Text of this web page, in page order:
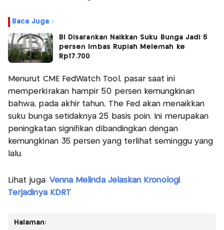
Baca Juga :
BI Disarankan Naikkan Suku Bunga Jadi 5
persen Imbas Rupiah Melemah ke
Rp17.700
Menurut CME FedWatch Tool, pasar saat ini
memperkirakan hampir 50 persen kemungkinan
bahwa, pada akhir tahun, The Fed akan menaikkan
suku bunga setidaknya 25 basis poin. Ini merupakan
peningkatan signifikan dibandingkan dengan
kemungkinan 35 persen yang terlihat seminggu yang
lalu.
Lihat juga: Venna Melinda Jelaskan Kronologi
Terjadinya KDRT
Halaman: